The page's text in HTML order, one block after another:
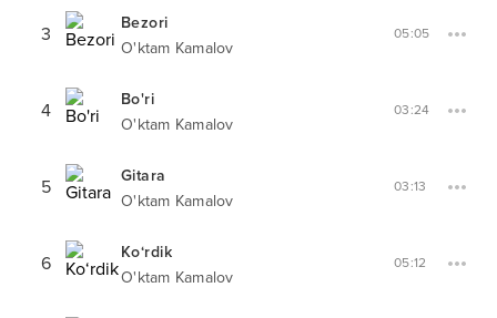
3
Bezori
O'ktam Kamalov
05:05
4
Bo'ri
O'ktam Kamalov
03:24
5
Gitara
O'ktam Kamalov
03:13
6
Ko‘rdik
O'ktam Kamalov
05:12